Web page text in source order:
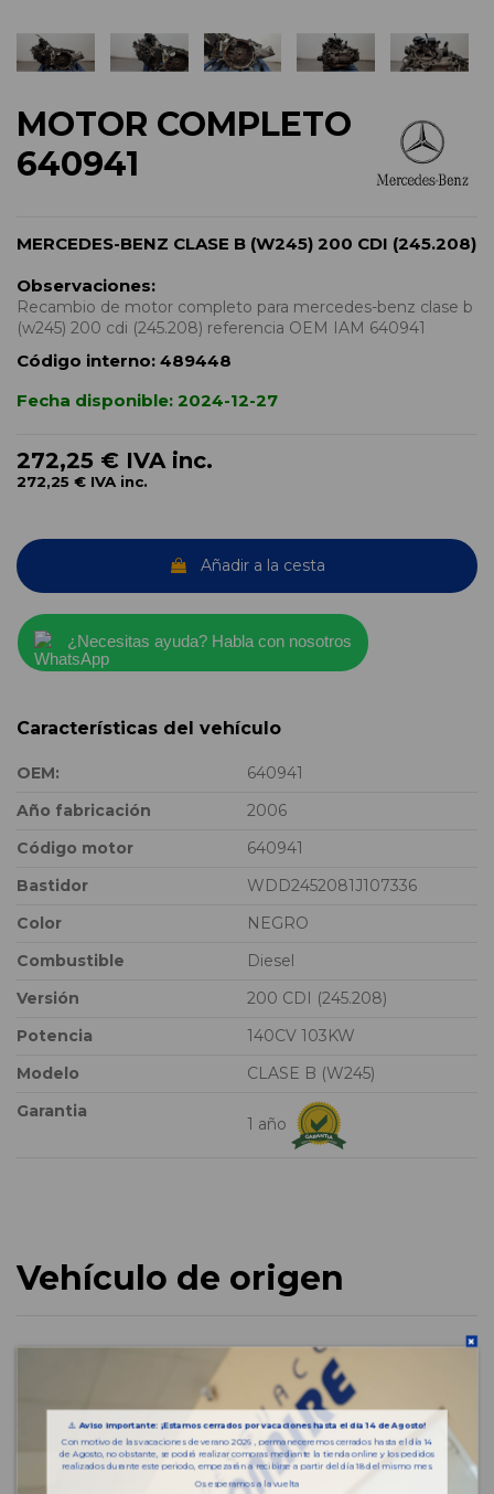
MOTOR COMPLETO
640941
MERCEDES-BENZ CLASE B (W245) 200 CDI (245.208)
Observaciones:
Recambio de motor completo para mercedes-benz clase b
(w245) 200 cdi (245.208) referencia OEM IAM 640941
Código interno: 489448
Fecha disponible: 2024-12-27
272,25 € IVA inc.
272,25 € IVA inc.
Añadir a la cesta
¿Necesitas ayuda? Habla con nosotros
Características del vehículo
OEM:
640941
Año fabricación
2006
Código motor
640941
Bastidor
WDD2452081J107336
Color
NEGRO
Combustible
Diesel
Versión
200 CDI (245.208)
Potencia
140CV 103KW
Modelo
CLASE B (W245)
Garantia
1 año
Vehículo de origen
⚠️ Aviso importante: ¡Estamos cerrados por vacaciones hasta el día 14 de Agosto!
Con motivo de las vacaciones de verano 2026 , permaneceremos cerrados hasta el día 14
de Agosto, no obstante, se podrá realizar compras mediante la tienda online y los pedidos
realizados durante este periodo, empezarán a recibirse a partir del día 18 del mismo mes.
Os esperamos a la vuelta